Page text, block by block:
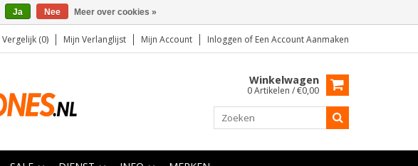
Vergelijk (0) Mijn Verlanglijst Mijn Account Inloggen of Een Account Aanmaken
Winkelwagen
0 Artikelen / €0,00
Ja Nee Meer over cookies »